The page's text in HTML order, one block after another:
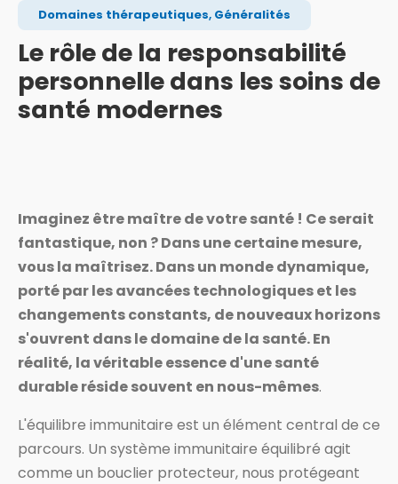
Domaines thérapeutiques, Généralités
Le rôle de la responsabilité
personnelle dans les soins de
santé modernes
Imaginez être maître de votre santé ! Ce serait
fantastique, non ? Dans une certaine mesure,
vous la maîtrisez. Dans un monde dynamique,
porté par les avancées technologiques et les
changements constants, de nouveaux horizons
s'ouvrent dans le domaine de la santé. En
réalité, la véritable essence d'une santé
durable réside souvent en nous-mêmes.
L'équilibre immunitaire est un élément central de ce
parcours. Un système immunitaire équilibré agit
comme un bouclier protecteur, nous protégeant